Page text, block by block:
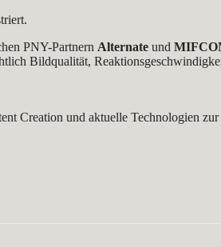
PNY-Partnern Alternate und
Bildqualität,
Creation und aktuelle Technologien